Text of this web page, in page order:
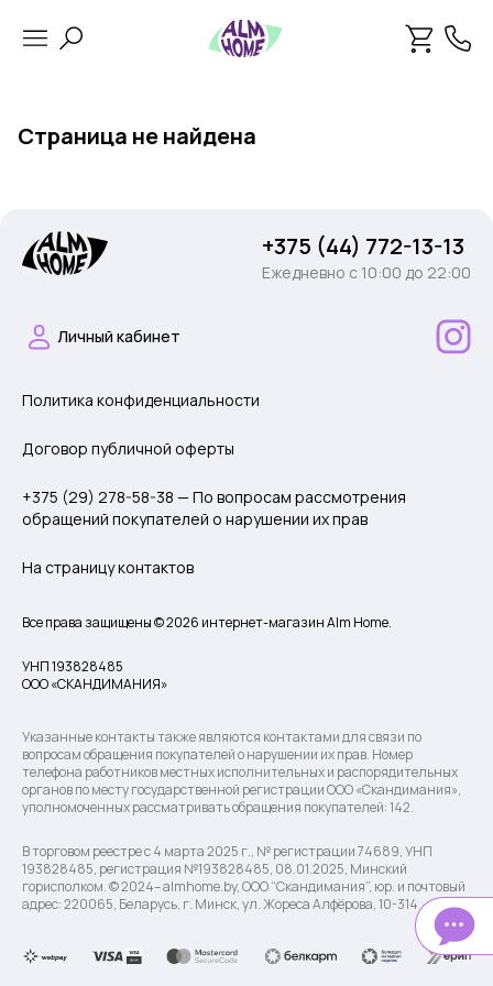
Страница не найдена
+375 (44) 772-13-13
Ежедневно c 10:00 до 22:00
Личный кабинет
Политика конфиденциальности
Договор публичной оферты
+375 (29) 278-58-38 — По вопросам рассмотрения
обращений покупателей о нарушении их прав
На страницу контактов
Все права защищены © 2026 интернет-магазин Alm Home.
УНП 193828485
ООО «СКАНДИМАНИЯ»
Указанные контакты также являются контактами для связи по
вопросам обращения покупателей о нарушении их прав. Номер
телефона работников местных исполнительных и распорядительных
органов по месту государственной регистрации ООО «Скандимания»,
уполномоченных рассматривать обращения покупателей: 142.
В торговом реестре с 4 марта 2025 г., № регистрации 74689, УНП
193828485, регистрация №193828485, 08.01.2025, Минский
горисполком. © 2024– almhome.by, ООО “Скандимания”, юр. и почтовый
адрес: 220065, Беларусь, г. Минск, ул. Жореса Алфёрова, 10-314